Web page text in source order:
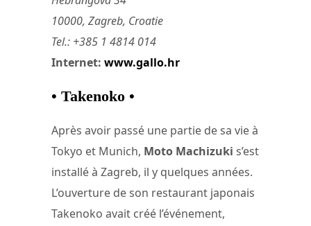
10000, Zagreb, Croatie
Tel.: +385 1 4814 014
Internet: www.gallo.hr
• Takenoko •
Après avoir passé une partie de sa vie à
Tokyo et Munich, Moto Machizuki s’est
installé à Zagreb, il y quelques années.
L’ouverture de son restaurant japonais
Takenoko avait créé l’événement,